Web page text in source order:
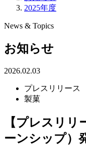
2025年度
News & Topics
お知らせ
2026.02.03
プレスリリース
製菓
【プレスリリ
ーンシップ）